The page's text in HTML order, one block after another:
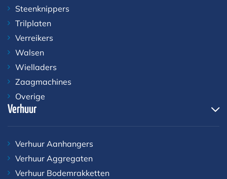
Steenknippers
Trilplaten
Verreikers
Walsen
Wielladers
Zaagmachines
Overige
Verhuur
Verhuur Aanhangers
Verhuur Aggregaten
Verhuur Bodemrakketten